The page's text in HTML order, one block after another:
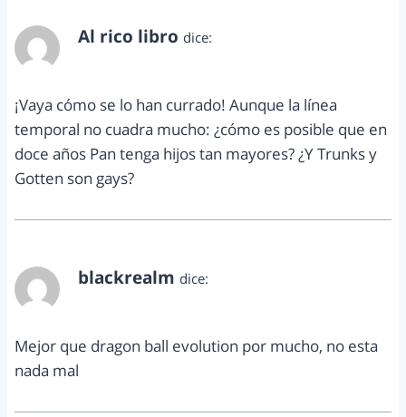
Al rico libro dice:
¡Vaya cómo se lo han currado! Aunque la línea
temporal no cuadra mucho: ¿cómo es posible que en
doce años Pan tenga hijos tan mayores? ¿Y Trunks y
Gotten son gays?
blackrealm dice:
Mejor que dragon ball evolution por mucho, no esta
nada mal